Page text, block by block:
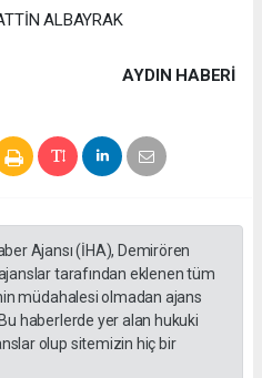
ALBAYRAK
AYDIN HABERİ
Ajansı (İHA), Demirören
tarafından eklenen tüm
müdahalesi olmadan ajans
haberlerde yer alan hukuki
olup sitemizin hiç bir